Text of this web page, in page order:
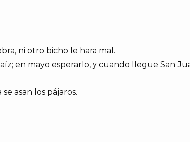
ni otro bicho le hará mal.
en mayo esperarlo, y cuando llegue San
asan los pájaros.